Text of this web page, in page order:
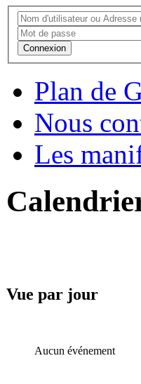
Connexion
Plan de
Nous
Les
Vue par jour
Aucun événement